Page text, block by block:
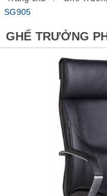
SG905
GHẾ TRƯỞNG